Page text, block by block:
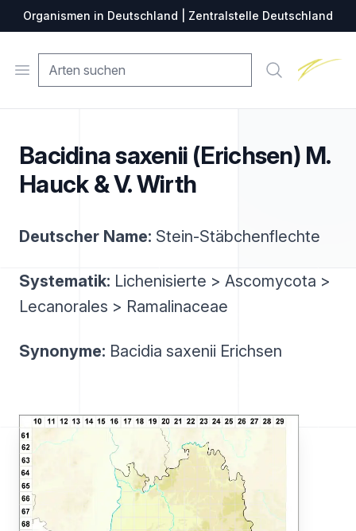
Organismen in Deutschland | Zentralstelle Deutschland
Open menu Suche
Bacidina saxenii (Erichsen) M.
Hauck & V. Wirth
Deutscher Name: Stein-Stäbchenflechte
Systematik: Lichenisierte > Ascomycota >
Lecanorales > Ramalinaceae
Synonyme: Bacidia saxenii Erichsen